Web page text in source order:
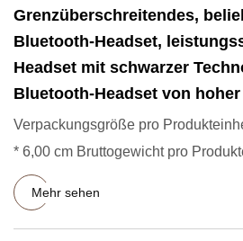
Grenzüberschreitendes,
Bluetooth-Headset,
Headset mit schwarzer
Bluetooth-Headset von
Verpackungsgröße pro
* 6,00 cm Bruttogewicht pro
häufiges Pr
Mehr sehen